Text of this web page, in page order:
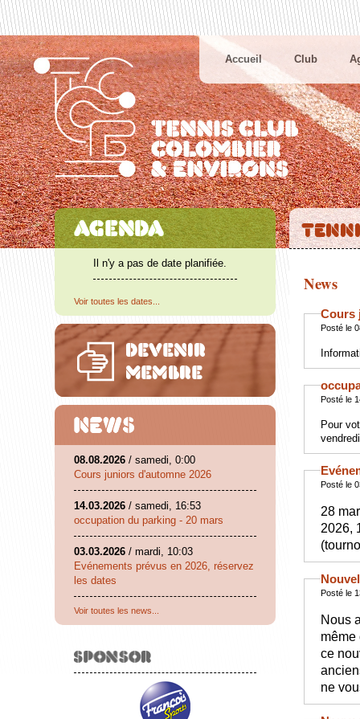
Accueil Club
Il n'y a pas de date planifiée.
Voir toutes les dates...
08.08.2026 / samedi, 0:00
Cours juniors d'automne 2026
14.03.2026 / samedi, 16:53
occupation du parking - 20 mars
03.03.2026 / mardi, 10:03
Evénements prévus en 2026, réservez
les dates
Voir toutes les news...
News
Cours
Posté le
Posté le
Pour
Posté le
28
2026,
Posté le
Nous
même
ce
ne